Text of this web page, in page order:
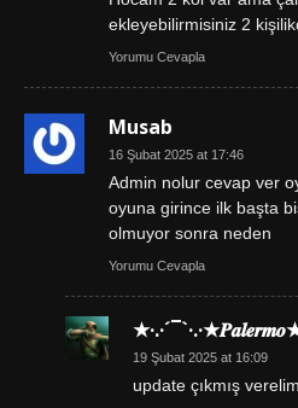
ekleyebilirmisiniz 2
Yorumu Cevapla
Musab
16 Şubat 2025 at 17:46
Admin nolur cevap ver
oyuna girince ilk başta
olmuyor sonra neden
Yorumu Cevapla
19 Şubat 2025 at 16:09
update çıkmış verelim